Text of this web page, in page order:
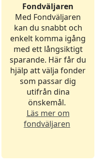
Fondväljaren
Med Fondväljaren
kan du snabbt och
enkelt komma igång
med ett långsiktigt
sparande. Här får du
hjälp att välja fonder
som passar dig
utifrån dina
önskemål.
Läs mer om
fondväljaren